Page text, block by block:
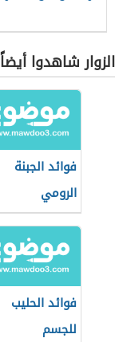
الزوار شاهدوا أيضاً
فوائد الجبنة
الرومي
فوائد الحليب
للجسم